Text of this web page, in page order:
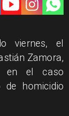
viernes, el
Zamora,
en el caso
de homicidio